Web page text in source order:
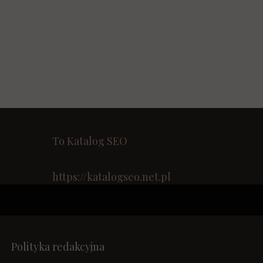
Polityka redakcyjna
To Katalog SEO
https://katalogseo.net.pl